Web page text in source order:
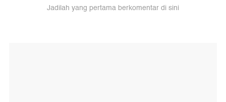
Jadilah yang pertama berkomentar di sini